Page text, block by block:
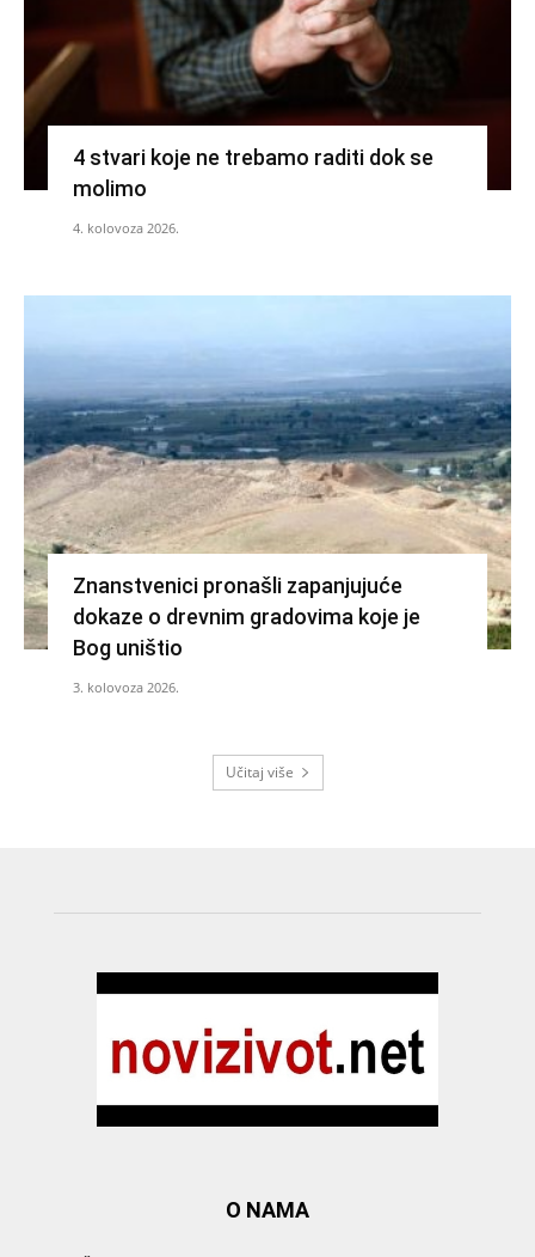
4 stvari koje ne trebamo raditi dok se
molimo
4. kolovoza 2026.
Znanstvenici pronašli zapanjujuće
dokaze o drevnim gradovima koje je
Bog uništio
3. kolovoza 2026.
Učitaj više
O NAMA